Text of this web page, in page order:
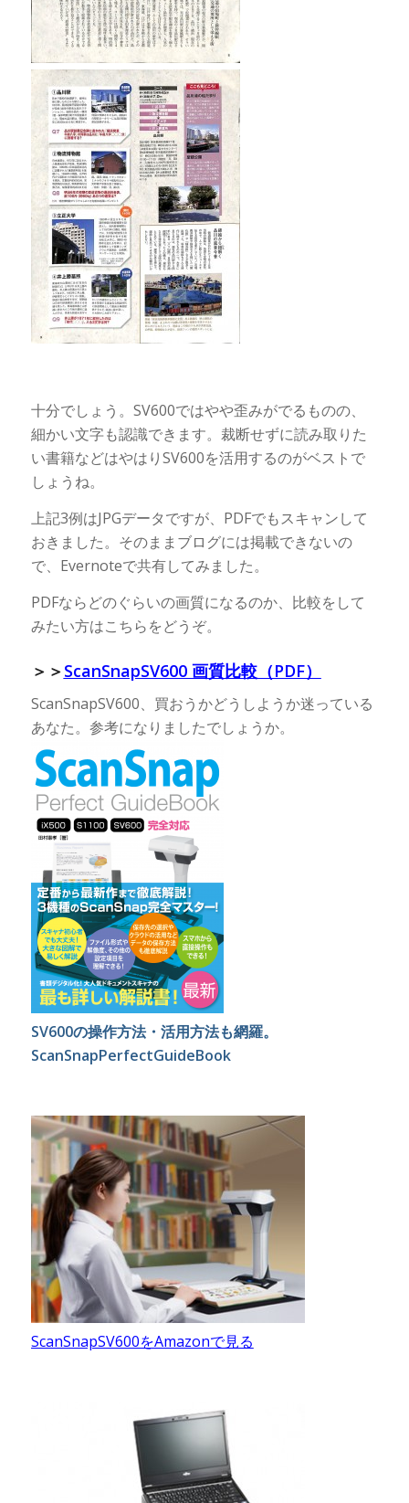
十分でしょう。SV600ではやや歪みがでるものの、
細かい文字も認識できます。裁断せずに読み取りた
い書籍などはやはりSV600を活用するのがベストで
しょうね。
上記3例はJPGデータですが、PDFでもスキャンして
おきました。そのままブログには掲載できないの
で、Evernoteで共有してみました。
PDFならどのぐらいの画質になるのか、比較をして
みたい方はこちらをどうぞ。
＞＞ScanSnapSV600 画質比較（PDF）
ScanSnapSV600、買おうかどうしようか迷っている
あなた。参考になりましたでしょうか。
SV600の操作方法・活用方法も網羅。
ScanSnapPerfectGuideBook
ScanSnapSV600をAmazonで見る